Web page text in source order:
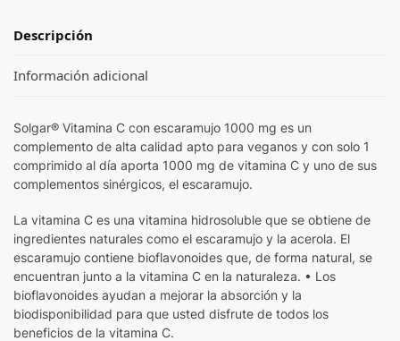
Descripción
Información adicional
Solgar® Vitamina C con escaramujo 1000 mg es un
complemento de alta calidad apto para veganos y con solo 1
comprimido al día aporta 1000 mg de vitamina C y uno de sus
complementos sinérgicos, el escaramujo.
La vitamina C es una vitamina hidrosoluble que se obtiene de
ingredientes naturales como el escaramujo y la acerola. El
escaramujo contiene bioflavonoides que, de forma natural, se
encuentran junto a la vitamina C en la naturaleza. • Los
bioflavonoides ayudan a mejorar la absorción y la
biodisponibilidad para que usted disfrute de todos los
beneficios de la vitamina C.